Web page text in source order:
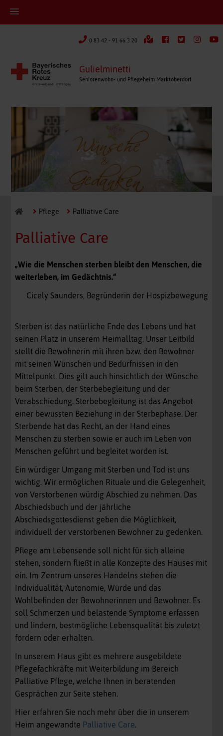
0 83 42 - 91 66 3 20
Gulielminetti
Seniorenwohn- und Pflegeheim Marktoberdorf
Pflege Palliative Care
Palliative Care
„Wie die Menschen sterben bleibt den Menschen, die
weiterleben, im Gedächtnis.“
Cicely Saunders, Begründerin der Hospizbewegung
Sterben ist das natürliche Ende des Lebens und hat
seinen Platz in unserem Heimalltag. Unser Leitbild
stellt die Bewohnerin mit ihren bzw. den Bewohner
mit seinen Wünschen und Bedürfnissen in den
Mittelpunkt. Dies gilt auch hinsichtlich der Wünsche
beim Sterben, der Sterbebegleitung und der
Verabschiedung. Sterbebegleitung ist das Angebot
einer bewussten Beziehung in der Sterbephase. Der
Sterbende hat das Recht, an der Hand eines
Menschen zu sterben sowie er auch im Leben von
Menschen geführt und begleitet worden ist.
Ein würdiger Umgang mit Sterben und Tod ist uns
wichtig. Wir ermöglichen Rituale und die Gelegenheit,
von Verstorbenen würdig Abschied zu nehmen. Das
Abschiedsbuch und der jährliche
Abschiedsgottesdienst geben die Möglichkeit,
individuell der verstorbenen Bewohner zu gedenken.
Pflege am Lebensende soll nicht für sich alleine
stehen, sondern fließt in alle Konzepte des Hauses mit
ein. Im Zentrum unseres Handelns stehen die
Individualität, Autonomie, Würde und das
Wohlbefinden der Bewohnerinnen und Bewohner. Es
soll Schmerzen und belastende Symptome erfassen
und lindern, bestmögliche Lebensqualität bis zuletzt
fördern oder erhalten.
In unserem Haus gibt es mehrere ausgebildete
Pflegefachkräfte mit Weiterbildung im Bereich
Palliative Pflege, welche Ihnen in beratenden
Gesprächen zur Seite stehen.
Hier erfahren Sie noch mehr über die in unserem
Heim angewandte Palliative Care.